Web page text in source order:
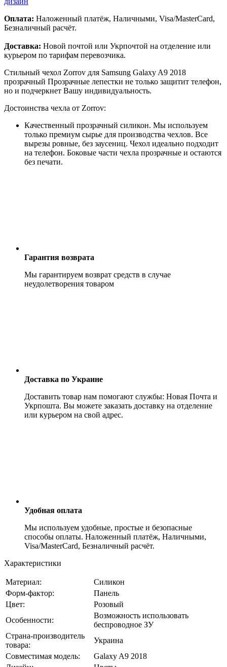
Оплата: Наложенный платёж, Наличными, Visa/MasterCard,
Безналичный расчёт.
Доставка: Новой почтой или Укрпочтой на отделение или
курьером по тарифам перевозчика.
Стильный чехол Zorrov для Samsung Galaxy A9 2018
прозрачный Прозрачные лепестки не только защитит телефон,
но и подчеркнет Вашу индивидуальность.
Достоинства чехла от Zorrov:
Качественный прозрачный силикон. Мы используем
только премиум сырье для производства чехлов. Все
вырезы ровные, без заусениц. Чехол идеально подходит
на телефон. Боковые части чехла прозрачные и остаются
без печати.
Гарантия возврата
Мы гарантируем возврат средств в случае
неудолетворения товаром
Доставка по Украине
Доставить товар нам помогают службы: Новая Почта и
Укрпошта. Вы можете заказать доставку на отделение
или курьером на свой адрес.
Удобная оплата
Мы используем удобные, простые и безопасные
способы оплаты. Наложенный платёж, Наличными,
Visa/MasterCard, Безналичный расчёт.
Характеристики
Материал:
Силикон
Форм-фактор:
Панель
Цвет:
Розовый
Особенности:
Возможность использовать
беспроводное ЗУ
Страна-производитель
товара:
Украина
Совместимая модель:
Galaxy A9 2018